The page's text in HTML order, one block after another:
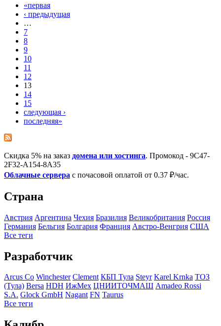
«первая
‹ предыдущая
…
7
8
9
10
11
12
13
14
15
следующая ›
последняя»
Скидка 5% на заказ домена или хостинга. Промокод - 9C47-
2F32-A154-8A35
Облачные сервера с почасовой оплатой от 0.37 ₽/час.
Страна
Австрия Аргентина Чехия Бразилия Великобритания Росcия
Германия Бельгия Болгария Франция Австро-Венгрия США
Все теги
Разработчик
Arcus Co Winchester Clement КБП Тула Steyr Karel Krnka ТОЗ
(Тула) Bersa HDH ИжМех ЦНИИТОЧМАШ Amadeo Rossi
S.A. Glock GmbH Nagant FN Taurus
Все теги